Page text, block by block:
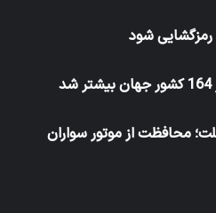
رمزگشایی شود
محافظت از موتور سواران